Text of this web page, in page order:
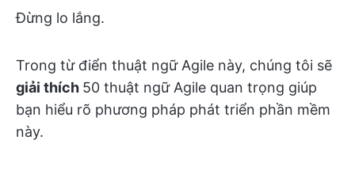
Đừng lo lắng.
Trong từ điển thuật ngữ Agile này, chúng tôi sẽ
giải thích 50 thuật ngữ Agile quan trọng giúp
bạn hiểu rõ phương pháp phát triển phần mềm
này.